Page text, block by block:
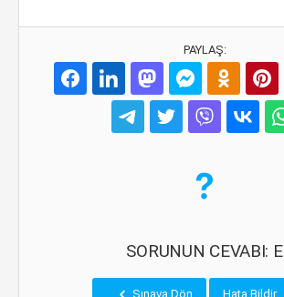
PAYLAŞ:
SORUNUN CEVABI: E
Sınava Dön Hata Bildir